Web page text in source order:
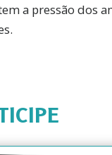
a pressão dos